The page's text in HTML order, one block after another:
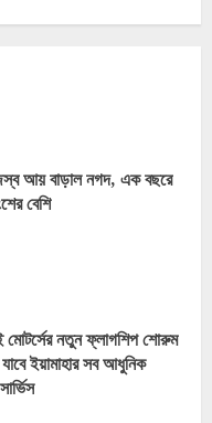
আয় বাড়াল নগদ, এক বছরে
বেশি
মোটর্সের নতুন ফ্লাগশিপ শোরুম
ইয়ামাহার সব আধুনিক